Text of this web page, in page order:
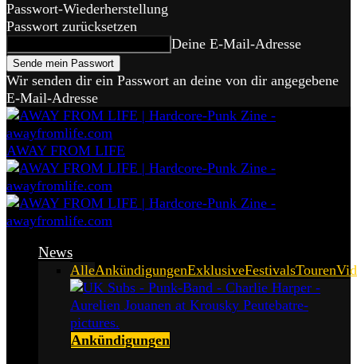
Passwort-Wiederherstellung
Passwort zurücksetzen
Deine E-Mail-Adresse
Wir senden dir ein Passwort an deine von dir angegebene
E-Mail-Adresse
AWAY FROM LIFE
News
AlleAnkündigungenExklusiveFestivalsTouren
Ankündigungen